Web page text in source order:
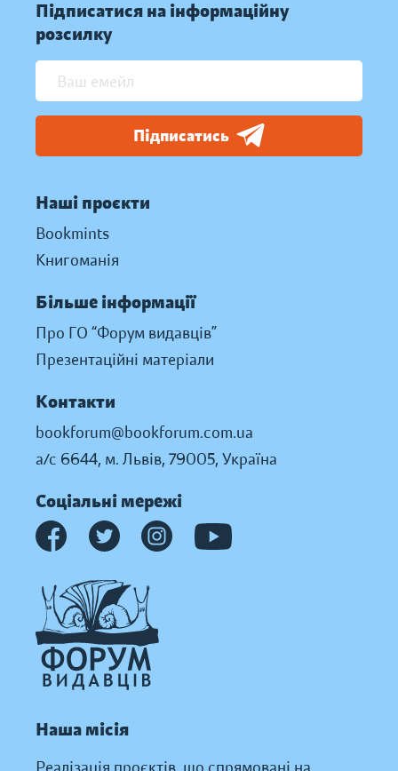
Підписатися на інформаційну
розсилку
Підписатись
Наші проєкти
Bookmints
Книгоманія
Більше інформації
Про ГО “Форум видавців”
Презентаційні матеріали
Контакти
bookforum@bookforum.com.ua
а/с 6644, м. Львів, 79005, Україна
Соціальні мережі
Наша місія